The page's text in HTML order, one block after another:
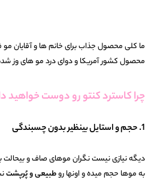
ما کلی محصول جذاب برای خانم ها و آقایان مو
محصول کشور آمریکا و دوای درد مو های وز
چرا کاسترد کنتو رو دوست خواهید
1. حجم و استایل بینظیر بدون چسبندگی
دیگه نیازی نیست نگران موهای صاف و بیحالت
به موها حجم میده و اونها روطبیعی و پُرپشت